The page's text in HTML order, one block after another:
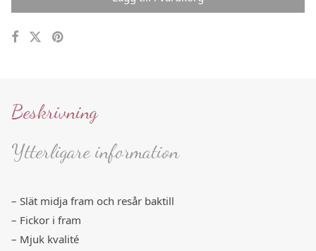
Beskrivning
Ytterligare information
– Slät midja fram och resår baktill
– Fickor i fram
– Mjuk kvalité